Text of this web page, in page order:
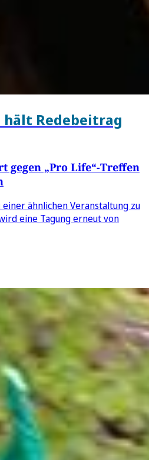
Redebeitrag
gegen „Pro Life“-Treffen
ähnlichen Veranstaltung zu
eine Tagung erneut von